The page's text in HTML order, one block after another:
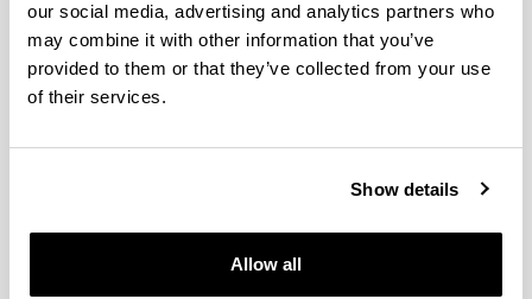
our social media, advertising and analytics partners who
may combine it with other information that you’ve
provided to them or that they’ve collected from your use
of their services.
Show details
Allow all